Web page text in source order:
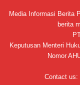
Media Informasi Berita
berita
Keputusan Menteri
Nomor
Contact us: